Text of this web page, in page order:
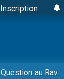
Inscription
Question au Rav